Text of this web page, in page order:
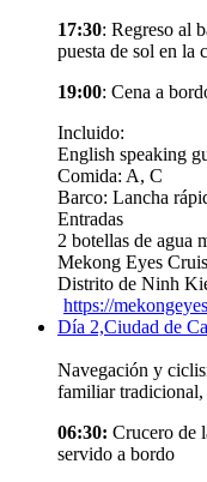
17:30: Regreso al
puesta de sol en la
19:00: Cena a
Incluido:
English speaking
Comida: A, C
Barco: Lancha
Entradas
2 botellas de agua
Mekong Eyes
Distrito de Ninh
https://
Día 2,Ciudad de
Navegación y
familiar tradicional,
06:30: Crucero de
servido a bordo